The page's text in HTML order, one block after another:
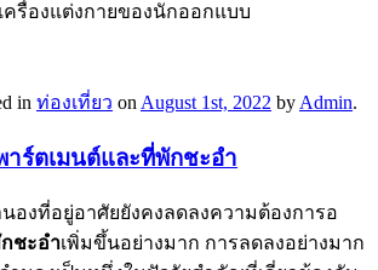
รื่องแต่งกายของนักออกแบบ
in ท่องเที่ยว on August 1st, 2022 by Admin.
ร์ตเมนต์และที่พักชะอำ
องที่อยู่อาศัยยังคงลดลงความต้องการอ
ชะอำเพิ่มขึ้นอย่างมาก การลดลงอย่างมาก